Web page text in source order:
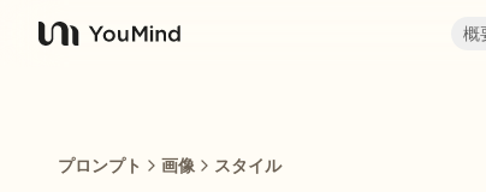
YouMind
概
プロンプト 画像 スタイル